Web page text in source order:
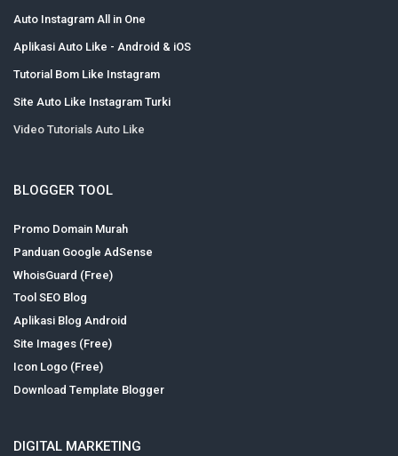
Auto Instagram All in One
Aplikasi Auto Like - Android & iOS
Tutorial Bom Like Instagram
Site Auto Like Instagram Turki
Video Tutorials Auto Like
BLOGGER TOOL
Promo Domain Murah
Panduan Google AdSense
WhoisGuard (Free)
Tool SEO Blog
Aplikasi Blog Android
Site Images (Free)
Icon Logo (Free)
Download Template Blogger
DIGITAL MARKETING